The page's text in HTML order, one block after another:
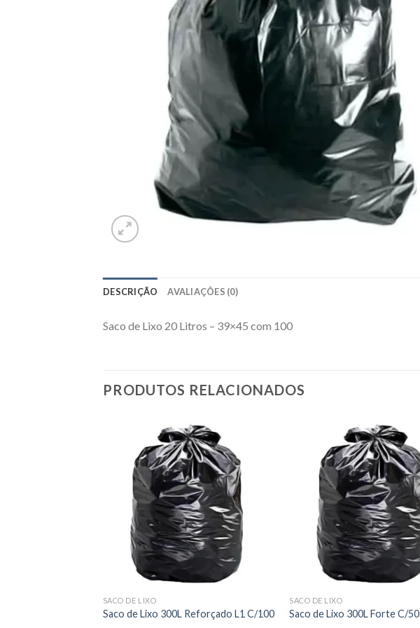
DESCRIÇÃO AVALIAÇÕES (0)
Saco de Lixo 20 Litros – 39×45 com 100
PRODUTOS RELACIONADOS
SACO DE LIXO
Saco de Lixo 300L Reforçado L1 C/100
SACO DE LIXO
Saco de Lixo 300L Forte C/50